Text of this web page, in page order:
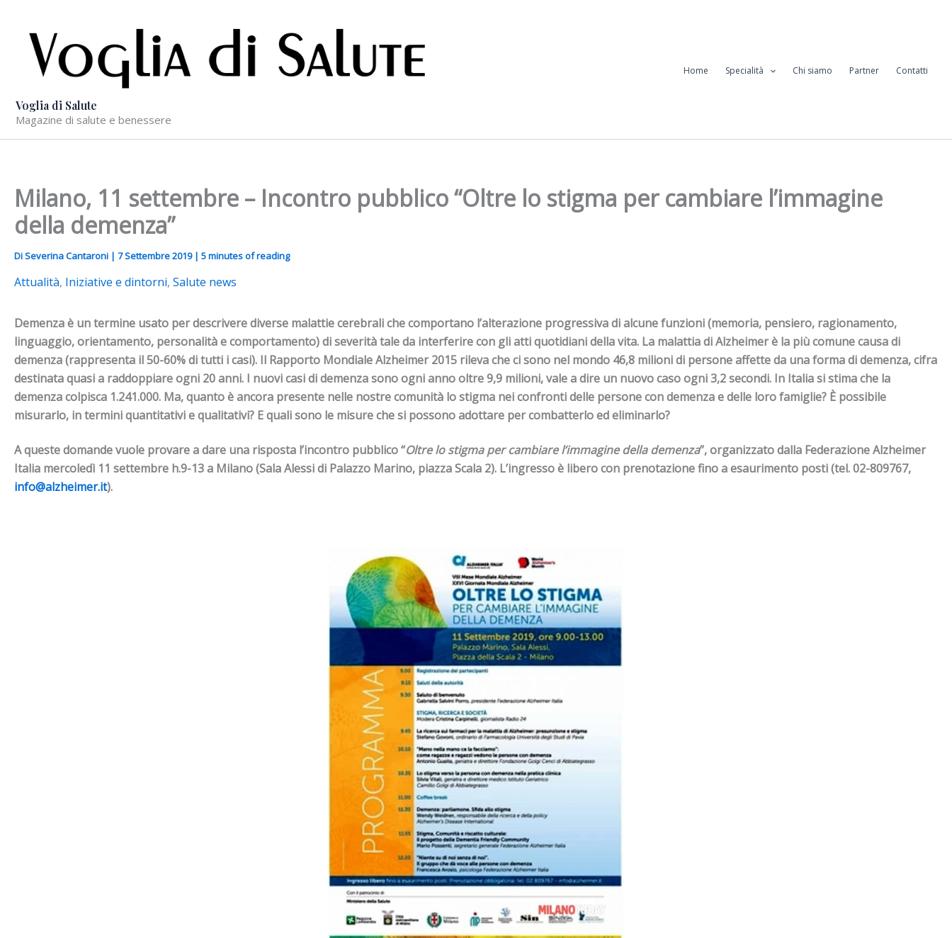
contenuto
Voglia di Salute
Magazine di salute e benessere
Home Specialità Chi siamo Partner Contatti
Milano, 11 settembre – Incontro pubblico “Oltre lo stigma per cambiare l’immagine
della demenza”
DiSeverina Cantaroni | 7 Settembre 2019 | 5 minutes of reading
Attualità, Iniziative e dintorni, Salute news
Demenzaè un termine usato per descrivere diverse malattie cerebrali che comportano l’alterazione progressiva di alcune funzioni (memoria, pensiero, ragionamento,
linguaggio, orientamento, personalità e comportamento) di severità tale da interferire con gli atti quotidiani della vita. La malattia di Alzheimer è la più comune causa di
demenza (rappresenta il 50-60% di tutti i casi). Il Rapporto Mondiale Alzheimer 2015 rileva checi sono nel mondo 46,8 milioni di personeaffette da una forma di demenza,cifra
destinata quasi a raddoppiare ogni 20 anni. I nuovi casi di demenza sono ogni anno oltre 9,9 milioni, vale a dire un nuovo caso ogni 3,2 secondi. In Italia si stima che la
demenza colpisca 1.241.000. Ma, quanto è ancora presente nelle nostre comunità lo stigma nei confronti delle persone con demenza e delle loro famiglie? È possibile
misurarlo, in termini quantitativi e qualitativi? E quali sono le misure che si possono adottare per combatterlo ed eliminarlo?
A queste domande vuole provare a dare una risposta l’incontro pubblico “Oltre lo stigma per cambiare l’immagine della demenza”, organizzato dalla Federazione Alzheimer
Italia mercoledì 11 settembre h.9-13 a Milano (Sala Alessi di Palazzo Marino, piazza Scala 2). L’ingresso è libero con prenotazione fino a esaurimento posti (tel. 02-809767,
info@alzheimer.it).